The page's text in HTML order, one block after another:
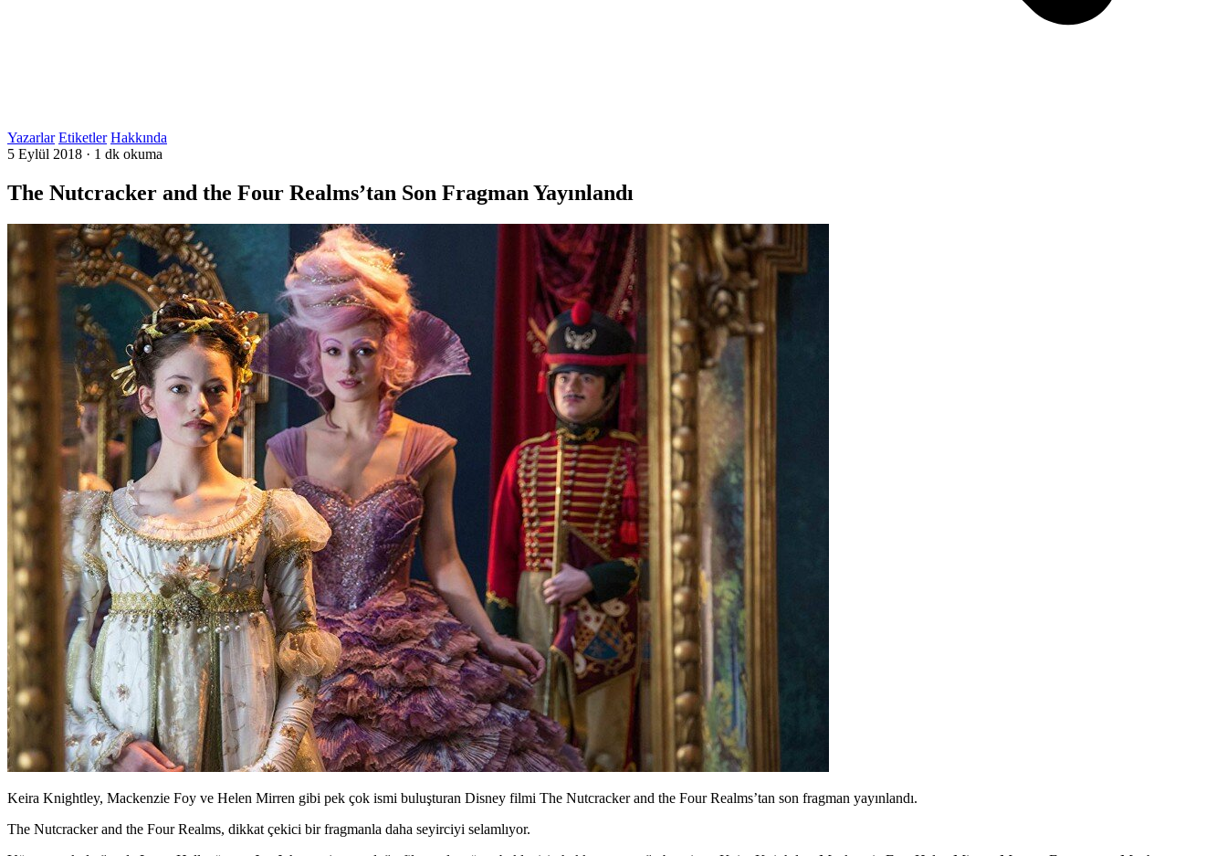
Yazarlar Etiketler Hakkında
5 Eylül 2018 · 1 dk okuma
The Nutcracker and the Four Realms’tan Son Fragman Yayınlandı
Keira Knightley, Mackenzie Foy ve Helen Mirren gibi pek çok ismi buluşturan Disney filmi The Nutcracker and the Four Realms’tan son fragman yayınlandı.
The Nutcracker and the Four Realms, dikkat çekici bir fragmanla daha seyirciyi selamlıyor.